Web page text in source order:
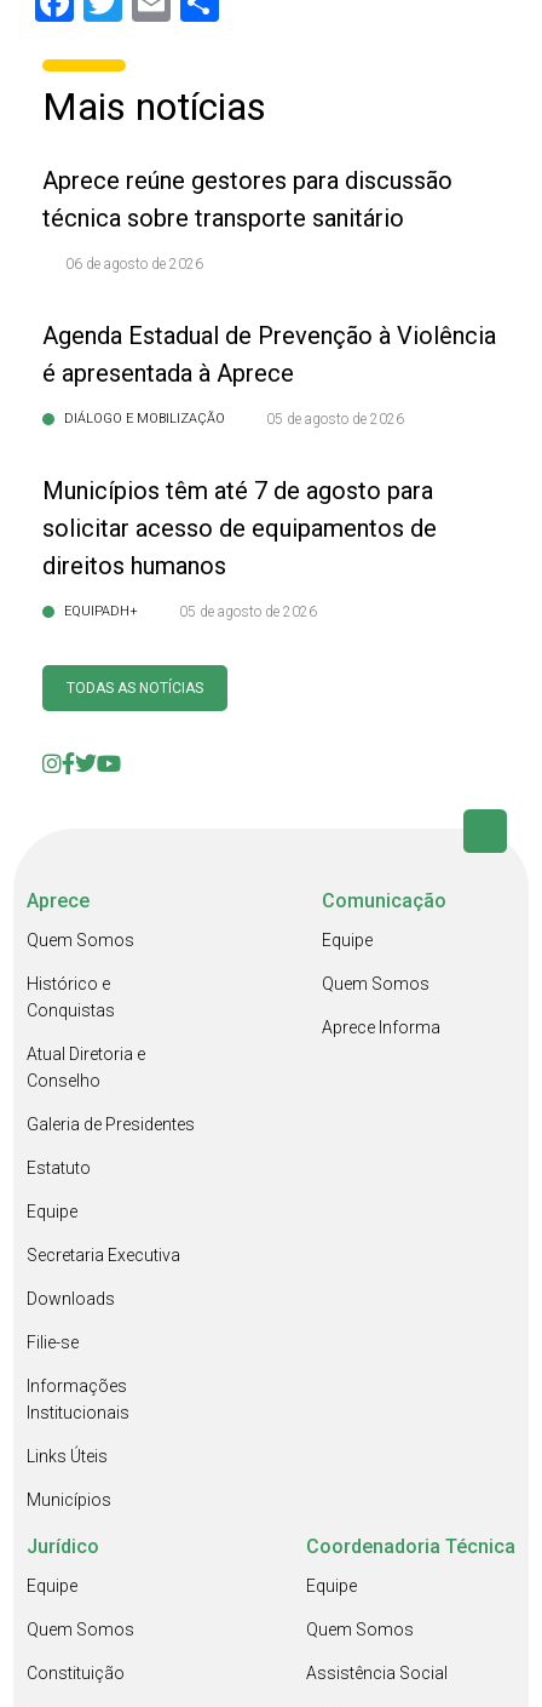
Mais notícias
Aprece reúne gestores para discussão
técnica sobre transporte sanitário
06 de agosto de 2026
Agenda Estadual de Prevenção à Violência
é apresentada à Aprece
DIÁLOGO E MOBILIZAÇÃO 05 de agosto de 2026
Municípios têm até 7 de agosto para
solicitar acesso de equipamentos de
direitos humanos
EQUIPADH+ 05 de agosto de 2026
TODAS AS NOTÍCIAS
Aprece
Quem Somos
Histórico e
Conquistas
Atual Diretoria e
Conselho
Galeria de Presidentes
Estatuto
Equipe
Secretaria Executiva
Downloads
Filie-se
Informações
Institucionais
Links Úteis
Municípios
Comunicação
Equipe
Quem Somos
Aprece Informa
Jurídico
Equipe
Quem Somos
Constituição
Coordenadoria Técnica
Equipe
Quem Somos
Assistência Social